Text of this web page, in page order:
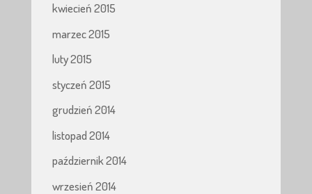
kwiecień 2015
marzec 2015
luty 2015
styczeń 2015
grudzień 2014
listopad 2014
październik 2014
wrzesień 2014